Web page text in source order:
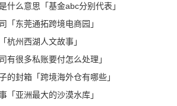
什么意思「基金abc分别代表」
「东莞通拓跨境电商园」
杭州西湖人文故事」
有很多私账要付怎么处理」
的封箱「跨境海外仓有哪些」
「亚洲最大的沙漠水库」